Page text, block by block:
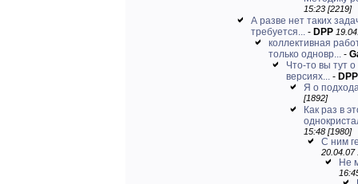
15:23 [2219]
А разве нет таких
требуется... - DPP
коллективная
только одновр... -
Что-то вы тут
версиях... - DPP
Я о
[1892]
Как раз в
15:48 [1980]
С ним
20.04.07
Не